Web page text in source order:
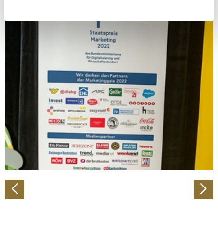
bestimmten Merkmalen (Fingerprinting) identifizieren
Erfahren Sie mehr darüber, wie Ihre persönlichen Daten
verarbeitet werden, und legen Sie Ihre Präferenzen im
Wir verwenden Cookies, um Inhalte und Anzeigen zu
personalisieren, Funktionen für soziale Medien anbieten
zu können und die Zugriffe auf unsere Website zu
analysieren. Außerdem geben wir Informationen zu Ihrer
Verwendung unserer Website an unsere Partner für
soziale Medien, Werbung und Analysen weiter. Unsere
Partner führen diese Informationen möglicherweise mit
haben oder die sie im Rahmen Ihrer Nutzung der Dienste
gesammelt haben.